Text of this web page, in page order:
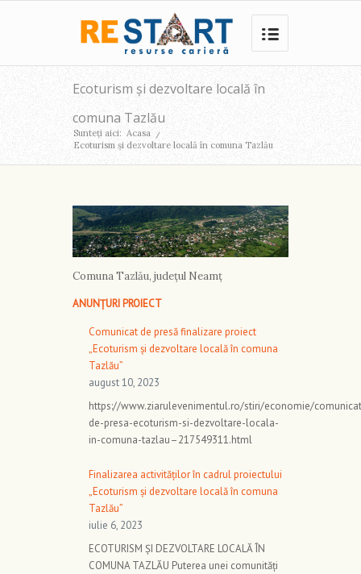
Ecoturism și dezvoltare locală în
comuna Tazlău
Sunteți aici: Acasa /
Ecoturism și dezvoltare locală în comuna Tazlău
Comuna Tazlău, județul Neamț
ANUNȚURI PROIECT
Comunicat de presă finalizare proiect
„Ecoturism și dezvoltare locală în comuna
Tazlău”
august 10, 2023
https://www.ziarulevenimentul.ro/stiri/economie/
de-presa-ecoturism-si-dezvoltare-locala-
in-comuna-tazlau–217549311.html
Finalizarea activităților în cadrul proiectului
„Ecoturism și dezvoltare locală în comuna
Tazlău”
iulie 6, 2023
ECOTURISM ȘI DEZVOLTARE LOCALĂ ÎN
COMUNA TAZLĂU Puterea unei comunități